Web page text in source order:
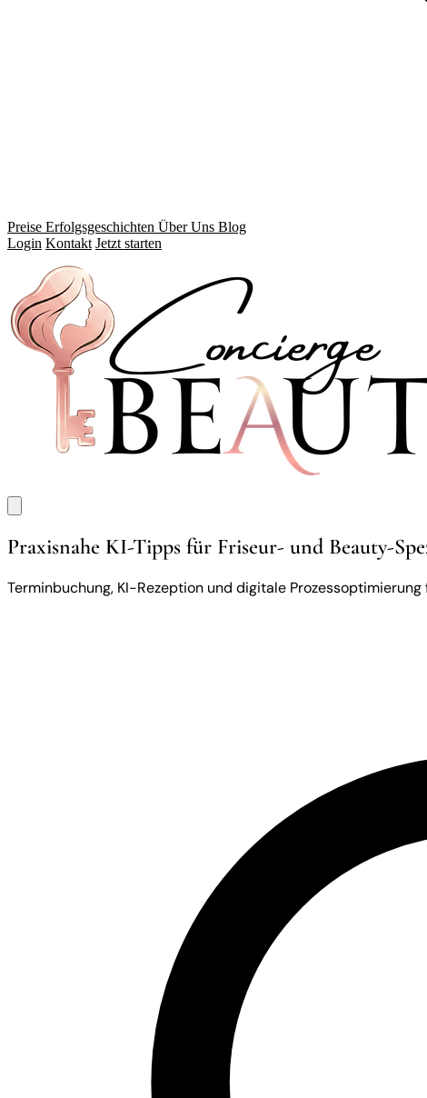
Preise Erfolgsgeschichten Über Uns Blog
Login Kontakt Jetzt starten
Praxisnahe KI-Tipps für Friseur- und Beauty-
Terminbuchung, KI-Rezeption und digitale Prozessoptimierung